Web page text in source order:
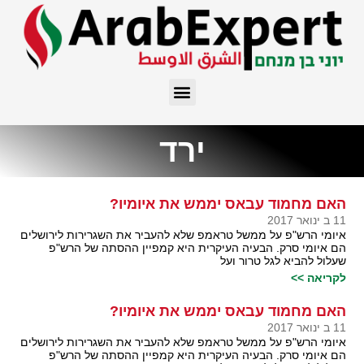
ירד
האם מחמוד עבאס יממש את איומיו?
11 ב ינואר 2017
איומי הרש"פ על ממשל טראמפ שלא להעביר את השגרירות לירושלים
הם איומי סרק. הבעיה העיקרית היא קמפיין ההסתה של הרש"פ
שעלול להביא לגל טרור ועל
לקריאה >>
האם מחמוד עבאס יממש את איומיו?
11 ב ינואר 2017
איומי הרש"פ על ממשל טראמפ שלא להעביר את השגרירות לירושלים
הם איומי סרק. הבעיה העיקרית היא קמפיין ההסתה של הרש"פ